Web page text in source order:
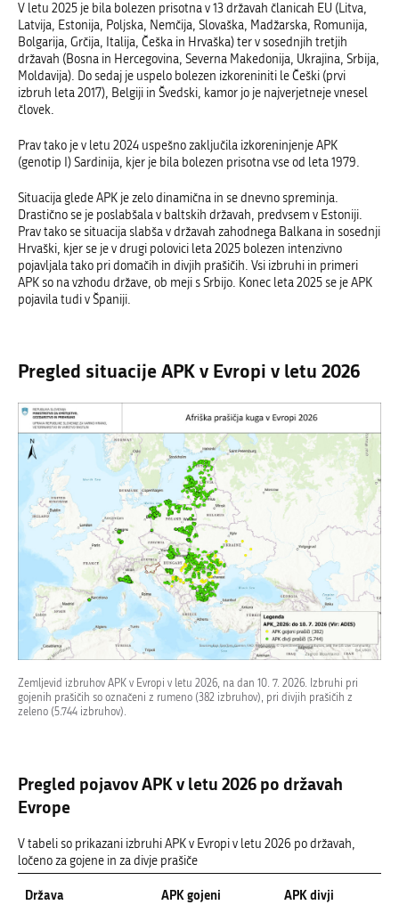
V letu 2025 je bila bolezen prisotna v 13 državah članicah EU (Litva,
Latvija, Estonija, Poljska, Nemčija, Slovaška, Madžarska, Romunija,
Bolgarija, Grčija, Italija, Češka in Hrvaška) ter v sosednjih tretjih
državah (Bosna in Hercegovina, Severna Makedonija, Ukrajina, Srbija,
Moldavija). Do sedaj je uspelo bolezen izkoreniniti le Češki (prvi
izbruh leta 2017), Belgiji in Švedski, kamor jo je najverjetneje vnesel
človek.
Prav tako je v letu 2024 uspešno zaključila izkoreninjenje APK
(genotip I) Sardinija, kjer je bila bolezen prisotna vse od leta 1979.
Situacija glede APK je zelo dinamična in se dnevno spreminja.
Drastično se je poslabšalav baltskih državah, predvsem v Estoniji.
Prav tako se situacija slabša v državah zahodnega Balkana in sosednji
Hrvaški, kjer se je v drugi polovici leta 2025 bolezen intenzivno
pojavljala tako pri domačih in divjih prašičih. Vsi izbruhi in primeri
APK so na vzhodu države, ob meji s Srbijo. Konec leta 2025 se je APK
pojavila tudi v Španiji.
Pregled situacije APK v Evropi v letu 2026
Zemljevid izbruhov APK v Evropi v letu 2026, na dan 10. 7. 2026. Izbruhi pri
gojenih prašičih so označeni z rumeno (382 izbruhov), pri divjih prašičih z
zeleno (5.744 izbruhov).
Pregled pojavov APK v letu 2026 po državah
Evrope
V tabeli so prikazani izbruhi APK v Evropi v letu 2026 po državah,
ločeno za gojene in za divje prašiče
Država
APK gojeni
APK divji